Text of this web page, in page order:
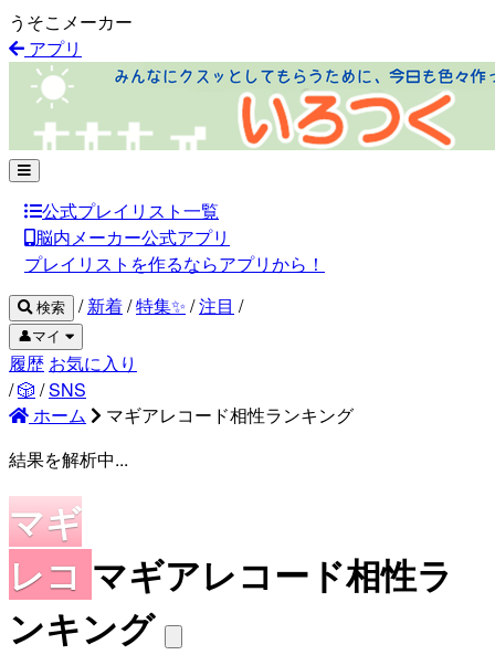
うそこメーカー
アプリ
公式プレイリスト一覧
脳内メーカー公式アプリ
プレイリストを作るならアプリから！
検索 / 新着/特集✨ /注目 /
👤マイ
履歴 お気に入り
/🎲 /SNS
ホーム
マギアレコード相性ランキング
結果を解析中...
マギ
レコ マギアレコード相性ラ
ンキング